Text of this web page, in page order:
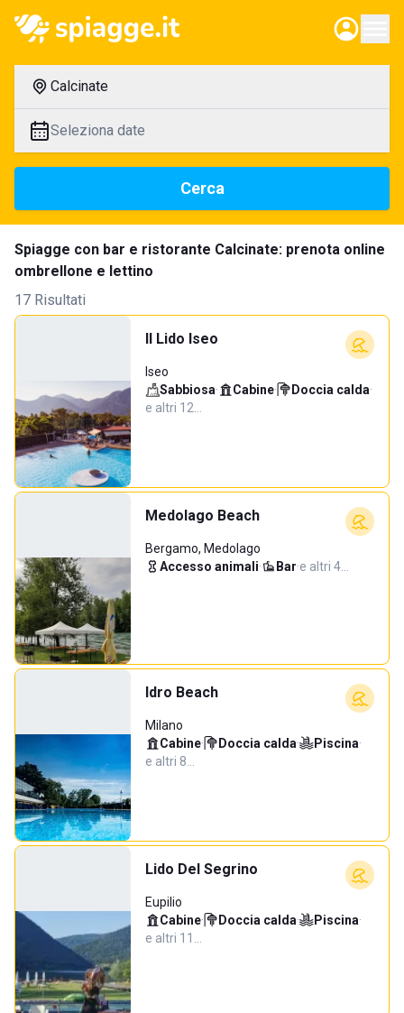
Calcinate
Seleziona date
Cerca
Spiagge con bar e ristorante Calcinate: prenota online
ombrellone e lettino
17 Risultati
Il Lido Iseo
Iseo
Sabbiosa· Cabine· Doccia calda·
e altri 12…
Medolago Beach
Bergamo, Medolago
Accesso animali· Bar·e altri 4…
Idro Beach
Milano
Cabine· Doccia calda· Piscina·
e altri 8…
Lido Del Segrino
Eupilio
Cabine· Doccia calda· Piscina·
e altri 11…